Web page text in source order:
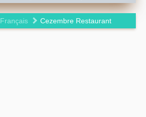
Français Cezembre Restaurant